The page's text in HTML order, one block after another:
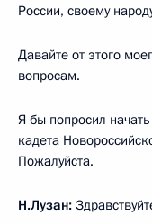
России, своему
Давайте от этого
вопросам.
Я бы попросил
кадета
Пожалуйста.
Н.Лузан: